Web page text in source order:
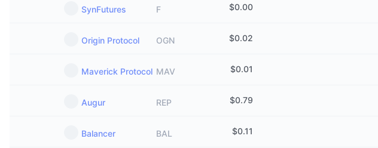
SynFutures F $0.00
Origin Protocol OGN $0.02
Maverick Protocol MAV $0.01
Augur REP $0.79
Balancer BAL $0.11